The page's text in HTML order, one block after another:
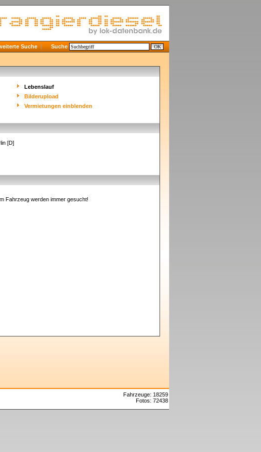
Suche Suche
Lebenslauf
Bilderupload
Vermietungen einblenden
[D]
Fahrzeug werden immer gesucht!
Fahrzeuge: 18259
Fotos: 72438